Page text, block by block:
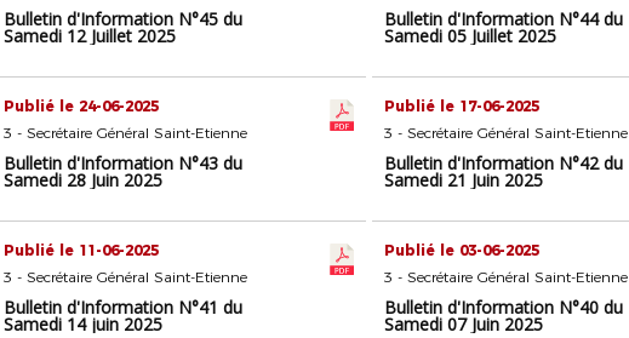
Bulletin d'Information N°45 du
Samedi 12 Juillet 2025
Bulletin d'Information N°44 du
Samedi 05 Juillet 2025
Publié le 24-06-2025
3 - Secrétaire Général Saint-Etienne
Bulletin d'Information N°43 du
Samedi 28 Juin 2025
Publié le 17-06-2025
3 - Secrétaire Général Saint-Etienne
Bulletin d'Information N°42 du
Samedi 21 Juin 2025
Publié le 11-06-2025
3 - Secrétaire Général Saint-Etienne
Bulletin d'Information N°41 du
Samedi 14 juin 2025
Publié le 03-06-2025
3 - Secrétaire Général Saint-Etienne
Bulletin d'Information N°40 du
Samedi 07 Juin 2025